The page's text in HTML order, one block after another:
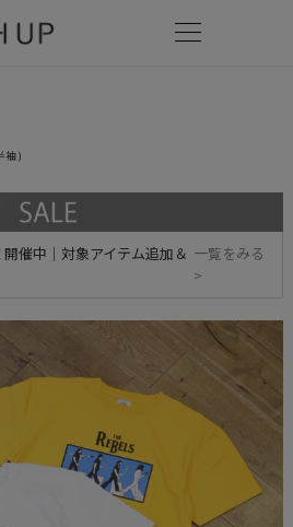
袖)
開催中｜対象アイテム追加＆ 一覧をみる
>